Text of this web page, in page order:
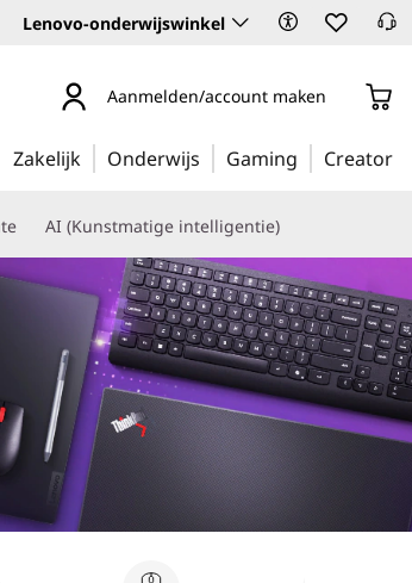
Lenovo-onderwijswinkel
Aanmelden/account maken
Zakelijk Onderwijs Gaming Creator
AI (Kunstmatige intelligentie)